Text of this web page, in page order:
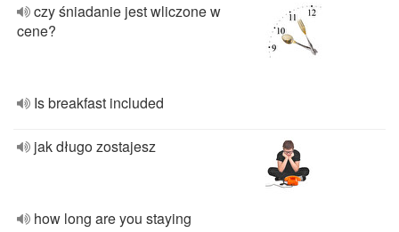
czy śniadanie jest wliczone w
cene?
Is breakfast included
jak długo zostajesz
how long are you staying